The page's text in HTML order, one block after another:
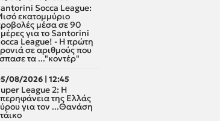
Socca League:
εκατομμύριο
μέσα σε 90
για το Santorini
League! - Η πρώτη
σε αριθμούς που
τα ..."κοντέρ"
08/2026 | 12:45
League 2: H
της Ελλάς
για τον ...Θανάση